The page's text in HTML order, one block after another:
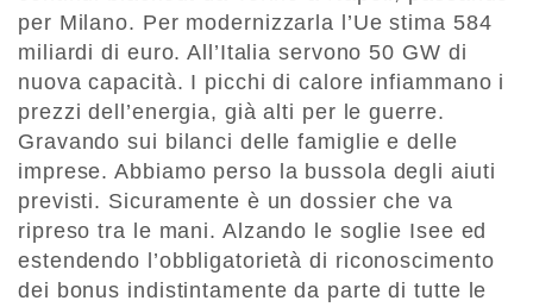
per Milano. Per modernizzarla l’Ue stima 584
miliardi di euro. All’Italia servono 50 GW di
nuova capacità. I picchi di calore infiammano i
prezzi dell’energia, già alti per le guerre.
Gravando sui bilanci delle famiglie e delle
imprese. Abbiamo perso la bussola degli aiuti
previsti. Sicuramente è un dossier che va
ripreso tra le mani. Alzando le soglie Isee ed
estendendo l’obbligatorietà di riconoscimento
dei bonus indistintamente da parte di tutte le